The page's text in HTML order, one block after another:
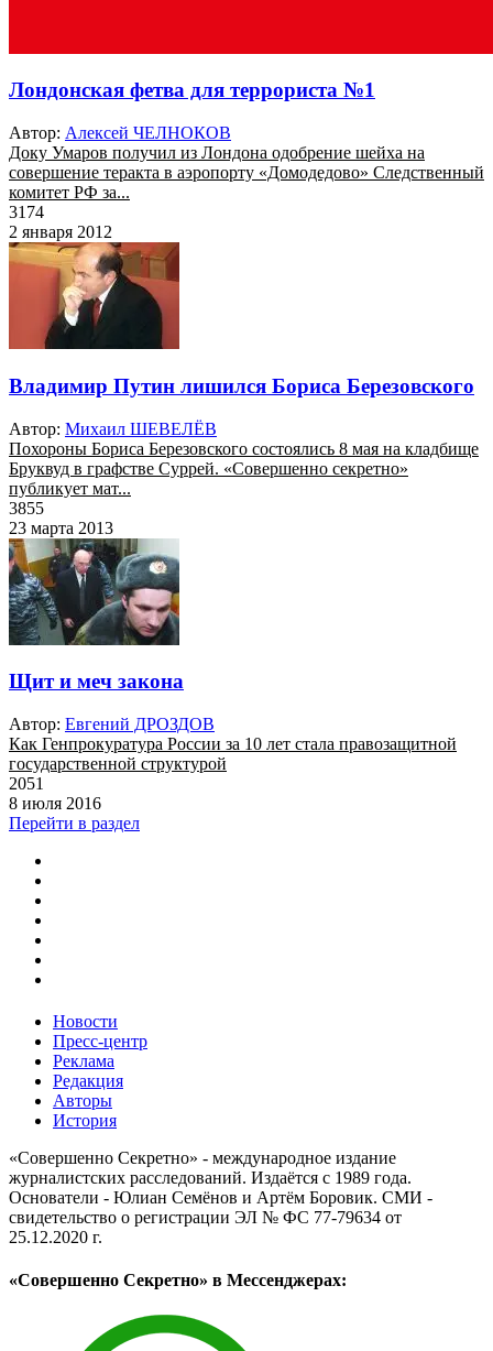
Лондонская фетва для террориста №1
Автор: Алексей ЧЕЛНОКОВ
Доку Умаров получил из Лондона одобрение шейха на
совершение теракта в аэропорту «Домодедово» Следственный
комитет РФ за...
3174
2 января 2012
Владимир Путин лишился Бориса Березовского
Автор: Михаил ШЕВЕЛЁВ
Похороны Бориса Березовского состоялись 8 мая на кладбище
Бруквуд в графстве Суррей. «Совершенно секретно»
публикует мат...
3855
23 марта 2013
Щит и меч закона
Автор: Евгений ДРОЗДОВ
Как Генпрокуратура России за 10 лет стала правозащитной
государственной структурой
2051
8 июля 2016
Перейти в раздел
Новости
Пресс-центр
Реклама
Редакция
Авторы
История
«Совершенно Секретно» - международное издание
журналистских расследований. Издаётся с 1989 года.
Основатели - Юлиан Семёнов и Артём Боровик. CМИ -
свидетельство о регистрации ЭЛ № ФС 77-79634 от
25.12.2020 г.
«Совершенно Секретно» в Мессенджерах: